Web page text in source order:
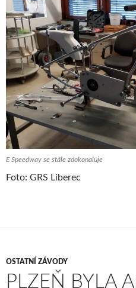
E Speedway se stále zdokonaluje
Foto: GRS Liberec
OSTATNÍ ZÁVODY
PLZEŇ BYLA